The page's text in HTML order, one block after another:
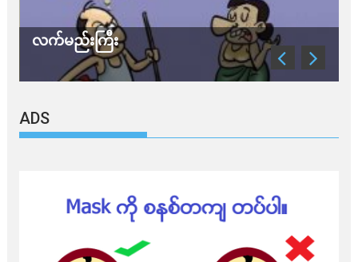
လက်မည်းကြီး
ADS